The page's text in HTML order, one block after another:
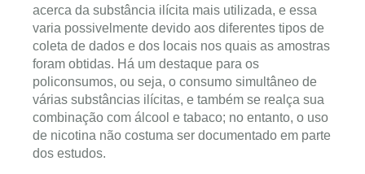
acerca da substância ilícita mais utilizada, e essa
varia possivelmente devido aos diferentes tipos de
coleta de dados e dos locais nos quais as amostras
foram obtidas. Há um destaque para os
policonsumos, ou seja, o consumo simultâneo de
várias substâncias ilícitas, e também se realça sua
combinação com álcool e tabaco; no entanto, o uso
de nicotina não costuma ser documentado em parte
dos estudos.